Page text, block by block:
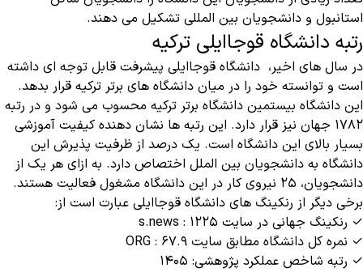
استانبول و دانشجویان بین المللی تشکیل می دهند.
رتبه دانشگاه قوجاایلی ترکیه
در سال های اخیر، دانشگاه قوجاایلی پیشرفت قابل توجه ای داشته
است و توانسته خود را در میان دانشگاه های برتر ترکیه قرار بدهد.
این دانشگاه بیستمین دانشگاه برتر ترکیه محسوب می شود و در رتبه
۱۷۸۲ جهان نیز قرار دارد. این رتبه ها نشان دهنده کیفیت آموزشی
بسیار بالای این دانشگاه است. یک درصد از ظرفیت پذیرش این
دانشگاه به دانشجویان بین الملل اختصاص دارد. به ازای هر یک از
دانشجویان، ۲۵ نیروی کار در این دانشگاه مشغول فعالیت هستند.
برخی دیگر از رنکینگ های دانشگاه قوجاایلی عبارت است از:
✓ رنکینگ جهانی در سایت s.news : ۱۲۲۵
✓ نمره کل دانشگاه مطابق سایت ORG : ۶۷.۹
✓ رتبه شاخص عملکرد پژوهشی: ۱۴۰۵